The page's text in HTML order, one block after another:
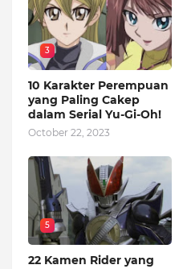
3
10 Karakter Perempuan
yang Paling Cakep
dalam Serial Yu-Gi-Oh!
October 22, 2023
5
22 Kamen Rider yang